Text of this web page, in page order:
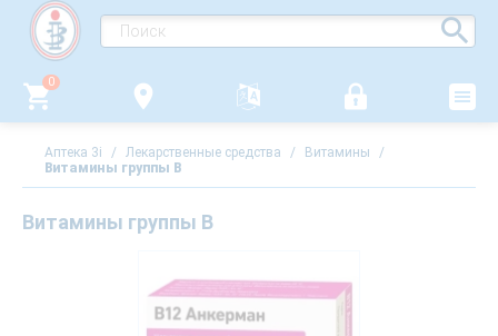
0
Аптека 3i / Лекарственные средства / Витамины
/
Витамины группы В
Витамины группы В